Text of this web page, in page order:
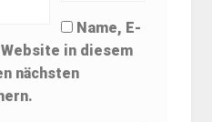
Name, E-
in diesem
nächsten